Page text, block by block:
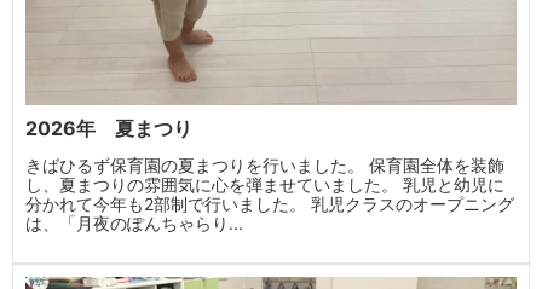
2026年 夏まつり
きばひるず保育園の夏まつりを行いました。 保育園全体を装飾
し、夏まつりの雰囲気に心を弾ませていました。 乳児と幼児に
分かれて今年も2部制で行いました。 乳児クラスのオープニング
は、「月夜のぽんちゃらり...